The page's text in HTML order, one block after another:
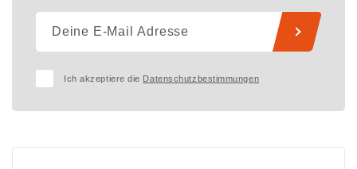
Ich akzeptiere die Datenschutzbestimmungen